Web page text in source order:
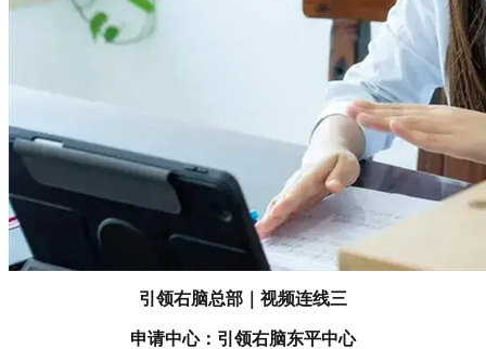
引领右脑总部｜视频连线三
申请中心：引领右脑东平中心